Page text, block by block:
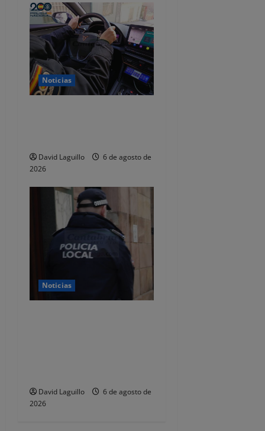
d
a
s
Noticias
David Laguillo
6 de agosto de
2026
Noticias
David Laguillo
6 de agosto de
2026